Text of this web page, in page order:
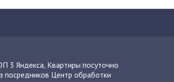
3 Яндекса, Квартиры посуточно
посредников Центр обработки